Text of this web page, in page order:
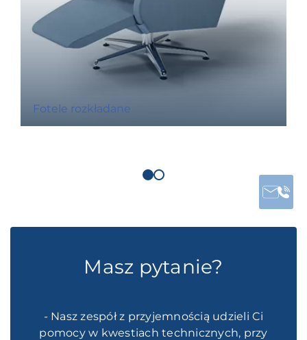
Fotele rozkładane
Masz pytanie?
- Nasz zespół z przyjemnością udzieli Ci
pomocy w kwestiach technicznych, przy